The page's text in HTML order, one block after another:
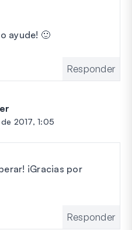
ayude! 🙂
Responder
2017, 1:05
¡Gracias por
Responder